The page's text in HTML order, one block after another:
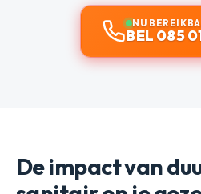
NU
BEL 085
De impact van